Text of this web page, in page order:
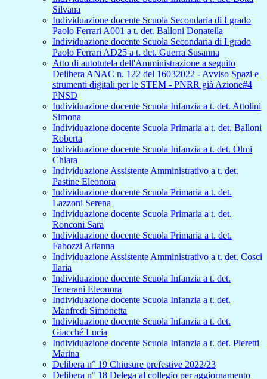
Silvana
Individuazione docente Scuola Secondaria di I grado
Paolo Ferrari A001 a t. det. Balloni Donatella
Individuazione docente Scuola Secondaria di I grado
Paolo Ferrari AD25 a t. det. Guerra Susanna
Atto di autotutela dell'Amministrazione a seguito
Delibera ANAC n. 122 del 16032022 - Avviso Spazi e
strumenti digitali per le STEM - PNRR già Azione#4
PNSD
Individuazione docente Scuola Infanzia a t. det. Attolini
Simona
Individuazione docente Scuola Primaria a t. det. Balloni
Roberta
Individuazione docente Scuola Infanzia a t. det. Olmi
Chiara
Individuazione Assistente Amministrativo a t. det.
Pastine Eleonora
Individuazione docente Scuola Primaria a t. det.
Lazzoni Serena
Individuazione docente Scuola Primaria a t. det.
Ronconi Sara
Individuazione docente Scuola Primaria a t. det.
Fabozzi Arianna
Individuazione Assistente Amministrativo a t. det. Cosci
Ilaria
Individuazione docente Scuola Infanzia a t. det.
Tenerani Eleonora
Individuazione docente Scuola Infanzia a t. det.
Manfredi Simonetta
Individuazione docente Scuola Infanzia a t. det.
Giacché Lucia
Individuazione docente Scuola Infanzia a t. det. Pieretti
Marina
Delibera n° 19 Chiusure prefestive 2022/23
Delibera n° 18 Delega al collegio per aggiornamento